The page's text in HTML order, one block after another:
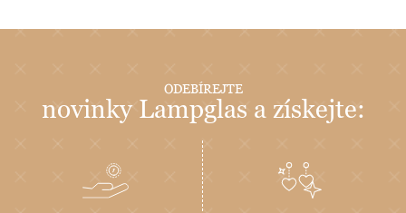
ODEBÍREJTE
novinky Lampglas a získejte: